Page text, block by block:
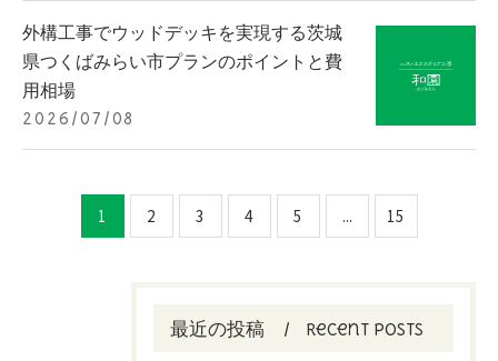
外構工事でウッドデッキを実現する茨城
県つくばみらい市プランのポイントと費
用相場
2026/07/08
1 2 3 4 5 ... 15
最近の投稿 Recent Posts